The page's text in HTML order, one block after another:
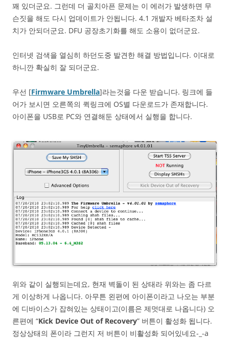
꽤 있더군요. 그런데 더 골치아픈 문제는 이 에러가 발생하면 무
슨짓을 해도 다시 업데이트가 안됩니다. 4.1 개발자 베타조차 설
치가 안되더군요. DFU 공장초기화를 해도 소용이 없더군요.
인터넷 검색을 열심히 하던도중 발견한 해결 방법입니다. 이대로
하니깐 확실히 잘 되더군요.
우선 [Firmware Umbrella]라는것을 다운 받습니다. 링크에 들
어가 보시면 오른쪽의 퀵링크에 OS별 다운로드가 존재합니다.
아이폰을 USB로 PC와 연결해둔 상태에서 실행을 합니다.
위와 같이 실행되는데요, 현재 벽돌이 된 상태라 위와는 좀 다르
게 이상하게 나옵니다. 아무튼 왼편에 아이폰이라고 나오는 부분
에 디바이스가 잡혀있는 상태이고(이름은 제멋대로 나옵니다) 오
른편에 “Kick Device Out of Recovery” 버튼이 활성화 됩니다.
정상상태의 폰이라 그런지 저 버튼이 비활성화 되어있네요-_-a